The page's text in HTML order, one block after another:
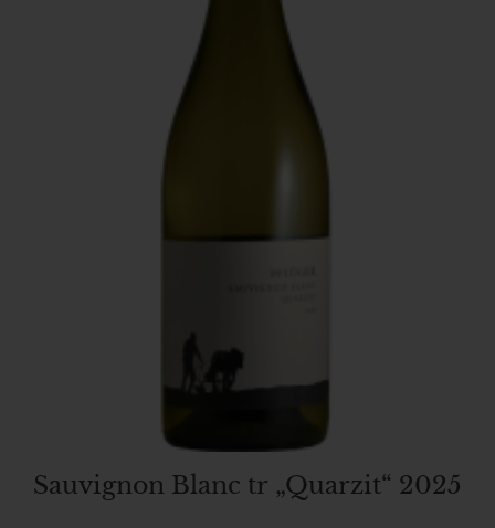
Sauvignon Blanc tr „Quarzit“ 2025